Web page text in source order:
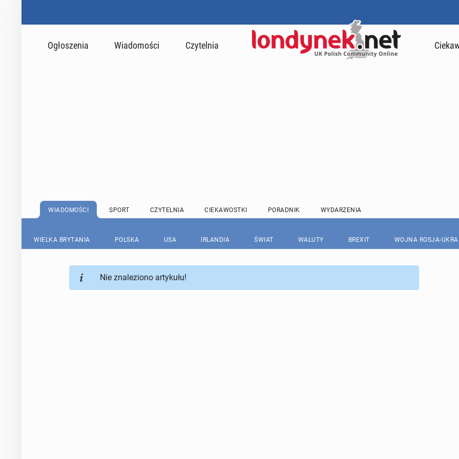
Ogłoszenia Wiadomości Czytelnia
WIADOMOŚCI SPORT CZYTELNIA CIEKAWOSTKI PORADNIK WYDARZENIA
WIELKA BRYTANIA POLSKA USA IRLANDIA ŚWIAT WALUTY BREXIT WOJNA ROSJA-
Nie znaleziono artykułu!